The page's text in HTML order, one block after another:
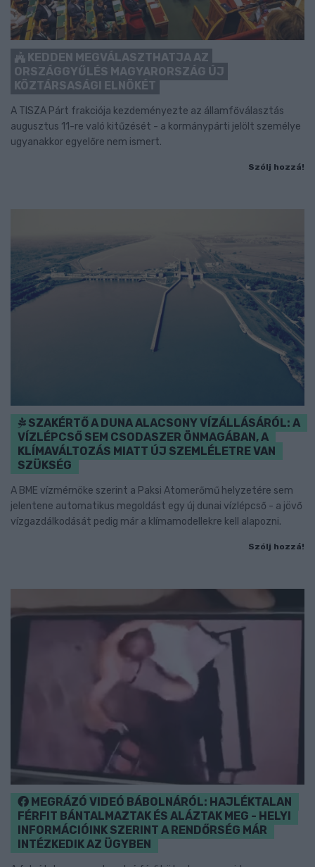
KEDDEN MEGVÁLASZTHATJA AZ
ORSZÁGGYŰLÉS MAGYARORSZÁG ÚJ
KÖZTÁRSASÁGI ELNÖKÉT
A TISZA Párt frakciója kezdeményezte az államfőválasztás
augusztus 11-re való kitűzését - a kormánypárti jelölt személye
ugyanakkor egyelőre nem ismert.
Szólj hozzá!
SZAKÉRTŐ A DUNA ALACSONY VÍZÁLLÁSÁRÓL: A
VÍZLÉPCSŐ SEM CSODASZER ÖNMAGÁBAN, A
KLÍMAVÁLTOZÁS MIATT ÚJ SZEMLÉLETRE VAN
SZÜKSÉG
A BME vízmérnöke szerint a Paksi Atomerőmű helyzetére sem
jelentene automatikus megoldást egy új dunai vízlépcső - a jövő
vízgazdálkodását pedig már a klímamodellekre kell alapozni.
Szólj hozzá!
MEGRÁZÓ VIDEÓ BÁBOLNÁRÓL: HAJLÉKTALAN
FÉRFIT BÁNTALMAZTAK ÉS ALÁZTAK MEG - HELYI
INFORMÁCIÓINK SZERINT A RENDŐRSÉG MÁR
INTÉZKEDIK AZ ÜGYBEN